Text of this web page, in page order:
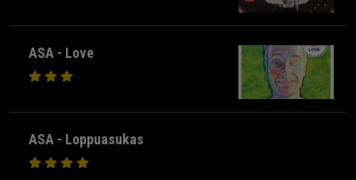
ASA - Love
ASA - Loppuasukas